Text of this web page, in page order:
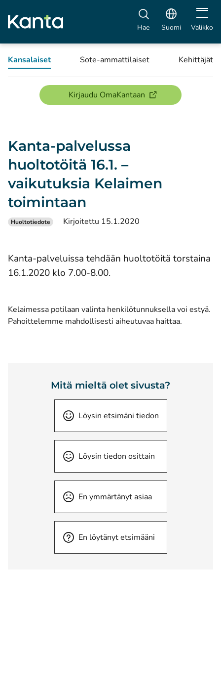
Hae Suomi Avaa
Valikko
Kansalaiset Sote-ammattilaiset Kehittäjät
Kirjaudu OmaKantaan(avautuu uuteen
Kanta-palvelussa
huoltotöitä 16.1. –
vaikutuksia Kelaimen
toimintaan
Huoltotiedote Kirjoitettu 15.1.2020
Kanta-palveluissa tehdään huoltotöitä torstaina
16.1.2020 klo 7.00-8.00.
Kelaimessa potilaan valinta henkilötunnuksella voi estyä.
Pahoittelemme mahdollisesti aiheutuvaa haittaa.
Mitä mieltä olet sivusta?
Löysin etsimäni tiedon
Löysin tiedon osittain
En ymmärtänyt asiaa
En löytänyt etsimääni